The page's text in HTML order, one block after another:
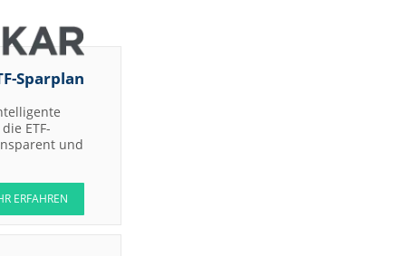
Sparplan
ETF-
und
ERFAHREN